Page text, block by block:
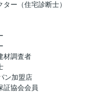
ー（住宅診断士）
材調査者
ン加盟店
証協会会員